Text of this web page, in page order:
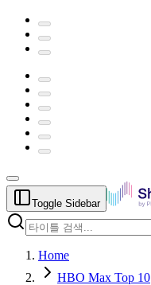
Toggle Sidebar
Home
HBO Max Top 10